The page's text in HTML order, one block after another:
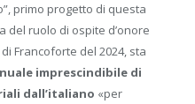
primo progetto di questa
del ruolo di ospite d’onore
Francoforte del 2024, sta
imprescindibile di
dall’italiano «per